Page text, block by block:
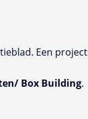
Een
Box Building.